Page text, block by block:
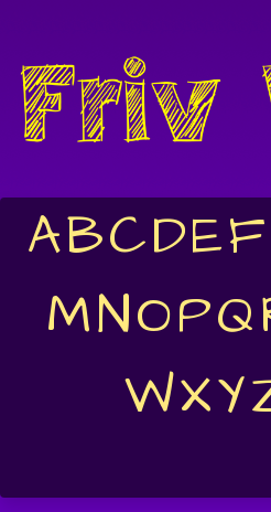
ABCDEF
MNOPQ
WXY